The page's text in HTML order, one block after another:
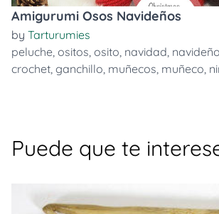
Amigurumi Osos Navideños
by Tarturumies
peluche, ositos, osito, navidad, navideño
crochet, ganchillo, muñecos, muñeco,
Puede que te